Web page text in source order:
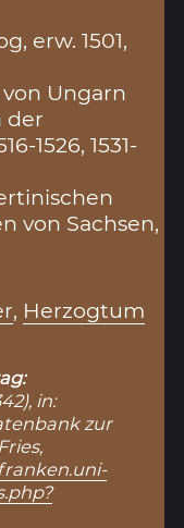
erw. 1501,
Ungarn
der
1526, 1531-
von Sachsen,
, Herzogtum
in:
zur